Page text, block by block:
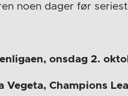
noen dager før
onsdag 2.
Vegeta, Champions